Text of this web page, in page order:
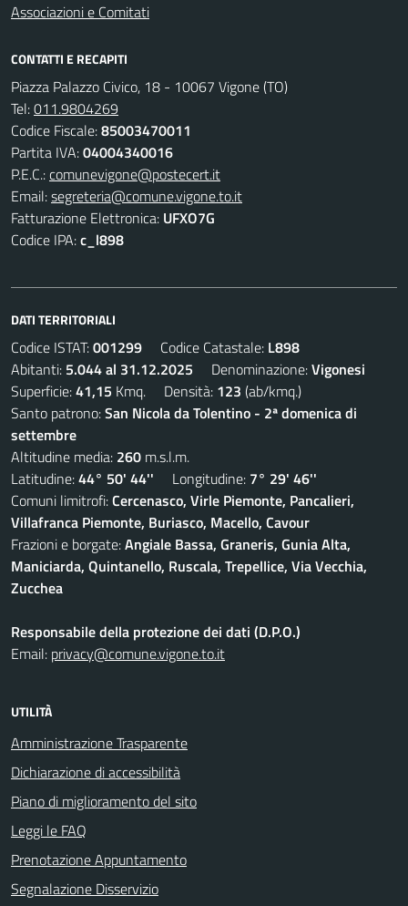
Associazioni e Comitati
CONTATTI E RECAPITI
Piazza Palazzo Civico, 18 - 10067 Vigone (TO)
Tel:011.9804269
Codice Fiscale:85003470011
Partita IVA:04004340016
P.E.C.:comunevigone@postecert.it
Email:segreteria@comune.vigone.to.it
Fatturazione Elettronica: UFXO7G
Codice IPA:c_l898
DATI TERRITORIALI
Codice ISTAT:001299 Codice Catastale: L898
Abitanti: 5.044 al 31.12.2025 Denominazione:Vigonesi
Superficie:41,15 Kmq. Densità: 123 (ab/kmq.)
Santo patrono:San Nicola da Tolentino - 2ª domenica di
settembre
Altitudine media: 260 m.s.l.m.
Latitudine:44° 50' 44'' Longitudine: 7° 29' 46''
Comuni limitrofi:Cercenasco, Virle Piemonte, Pancalieri,
Villafranca Piemonte, Buriasco, Macello, Cavour
Frazioni e borgate:Angiale Bassa, Graneris, Gunia Alta,
Maniciarda, Quintanello, Ruscala, Trepellice, Via Vecchia,
Zucchea
Responsabile della protezione dei dati (D.P.O.)
Email: privacy@comune.vigone.to.it
UTILITÀ
Amministrazione Trasparente
Dichiarazione di accessibilità
Piano di miglioramento del sito
Leggi le FAQ
Prenotazione Appuntamento
Segnalazione Disservizio